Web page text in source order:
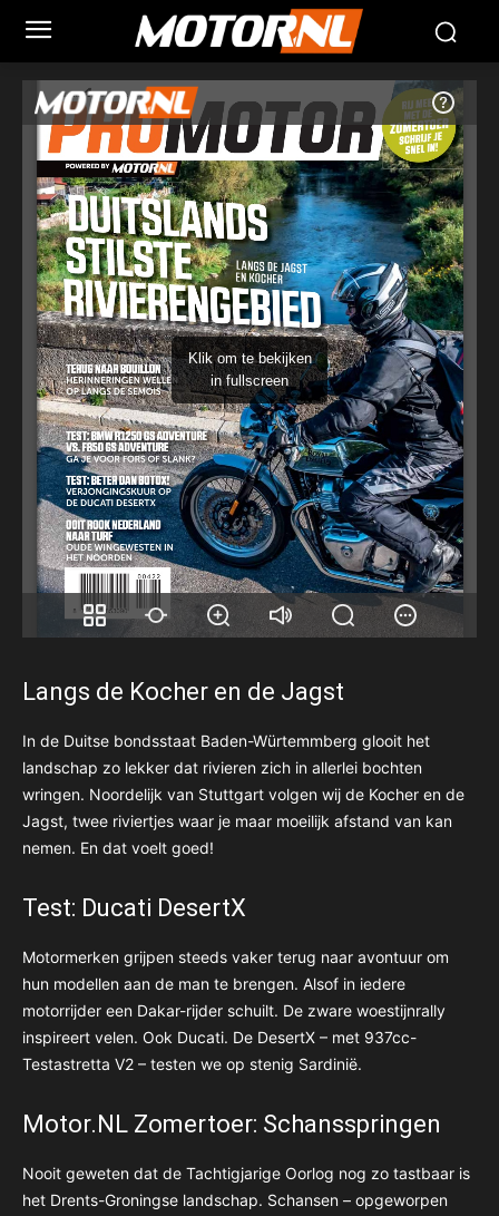
Langs de Kocher en de Jagst
In de Duitse bondsstaat Baden-Würtemmberg glooit het
landschap zo lekker dat rivieren zich in allerlei bochten
wringen. Noordelijk van Stuttgart volgen wij de Kocher en de
Jagst, twee riviertjes waar je maar moeilijk afstand van kan
nemen. En dat voelt goed!
Test: Ducati DesertX
Motormerken grijpen steeds vaker terug naar avontuur om
hun modellen aan de man te brengen. Alsof in iedere
motorrijder een Dakar-rijder schuilt. De zware woestijnrally
inspireert velen. Ook Ducati. De DesertX – met 937cc-
Testastretta V2 – testen we op stenig Sardinië.
Motor.NL Zomertoer: Schansspringen
Nooit geweten dat de Tachtigjarige Oorlog nog zo tastbaar is
het Drents-Groningse landschap. Schansen – opgeworpen